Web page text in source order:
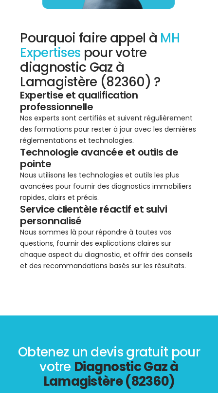
Pourquoi faire appel à MH
Expertises pour votre
diagnostic Gaz à
Lamagistère (82360) ?
Expertise et qualification
professionnelle
Nos experts sont certifiés et suivent régulièrement
des formations pour rester à jour avec les dernières
réglementations et technologies.
Technologie avancée et outils de
pointe
Nous utilisons les technologies et outils les plus
avancées pour fournir des diagnostics immobiliers
rapides, clairs et précis.
Service clientèle réactif et suivi
personnalisé
Nous sommes là pour répondre à toutes vos
questions, fournir des explications claires sur
chaque aspect du diagnostic, et offrir des conseils
et des recommandations basés sur les résultats.
Obtenez un devis gratuit pour
votre Diagnostic Gaz à
Lamagistère (82360)